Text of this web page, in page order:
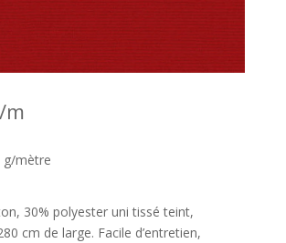
/m
g/mètre
30% polyester uni tissé teint,
cm de large. Facile d’entretien,